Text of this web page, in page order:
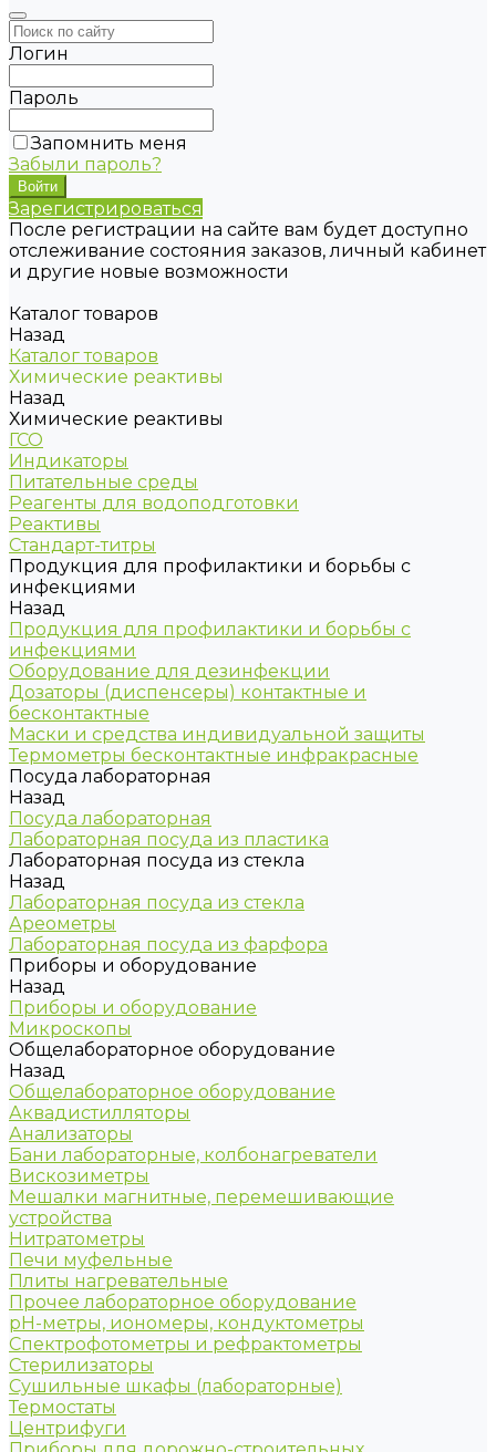
Логин
Пароль
Запомнить меня
Забыли пароль?
Зарегистрироваться
После регистрации на сайте вам будет доступно
отслеживание состояния заказов, личный кабинет
и другие новые возможности
Каталог товаров
Назад
Каталог товаров
Химические реактивы
Назад
Химические реактивы
ГСО
Индикаторы
Питательные среды
Реагенты для водоподготовки
Реактивы
Стандарт-титры
Продукция для профилактики и борьбы с
инфекциями
Назад
Продукция для профилактики и борьбы с
инфекциями
Оборудование для дезинфекции
Дозаторы (диспенсеры) контактные и
бесконтактные
Маски и средства индивидуальной защиты
Термометры бесконтактные инфракрасные
Посуда лабораторная
Назад
Посуда лабораторная
Лабораторная посуда из пластика
Лабораторная посуда из стекла
Назад
Лабораторная посуда из стекла
Ареометры
Лабораторная посуда из фарфора
Приборы и оборудование
Назад
Приборы и оборудование
Микроскопы
Общелабораторное оборудование
Назад
Общелабораторное оборудование
Аквадистилляторы
Анализаторы
Бани лабораторные, колбонагреватели
Вискозиметры
Мешалки магнитные, перемешивающие
устройства
Нитратометры
Печи муфельные
Плиты нагревательные
Прочее лабораторное оборудование
рН-метры, иономеры, кондуктометры
Спектрофотометры и рефрактометры
Стерилизаторы
Сушильные шкафы (лабораторные)
Термостаты
Центрифуги